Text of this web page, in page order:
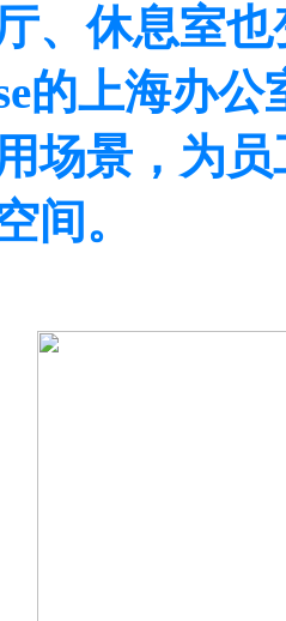
、休息室
的上海办
场景，为
间。